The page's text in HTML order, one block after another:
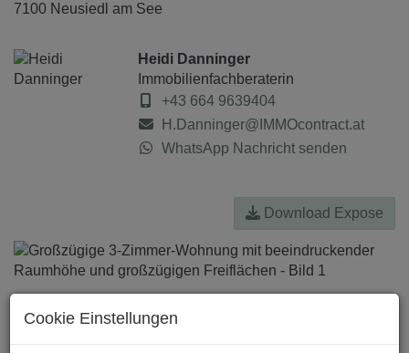
7100 Neusiedl am See
Heidi Danninger
Immobilienfachberaterin
+43 664 9639404
H.Danninger@IMMOcontract.at
WhatsApp Nachricht senden
Download Expose
Cookie Einstellungen